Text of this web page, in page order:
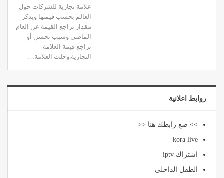
علامة تجارية للشركات حول
العالم بحسب قيمتها ويذكر
مقدار تراجع القيمة عن العام
الماضي وسبب تحسن أو
تراجع قيمة العلامة
التجارية.وحلت العلامة…
روابط اعلانية
>> ضع رابطك هنا <<
kora live
اشتراك iptv
الطفل الداخلي